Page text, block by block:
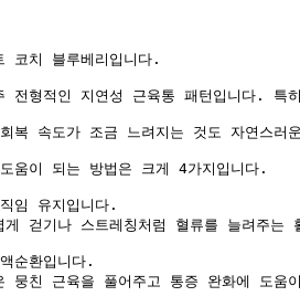
코치 블루베리입니다.
전형적인 지연성 근육통 패턴입니다. 특
복 속도가 조금 느려지는 것도 자연스
움이 되는 방법은 크게 4가지입니다.
임 유지입니다.
게 걷기나 스트레칭처럼 혈류를 늘려주
순환입니다.
뭉친 근육을 풀어주고 통증 완화에 도움